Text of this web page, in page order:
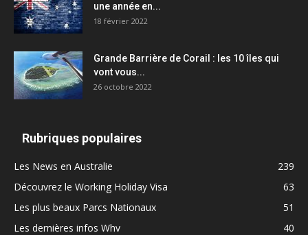
une année en...
18 février 2022
Grande Barrière de Corail : les 10 îles qui
vont vous...
26 octobre 2022
Rubriques populaires
Les News en Australie
239
Découvrez le Working Holiday Visa
63
Les plus beaux Parcs Nationaux
51
Les dernières infos Whv
40